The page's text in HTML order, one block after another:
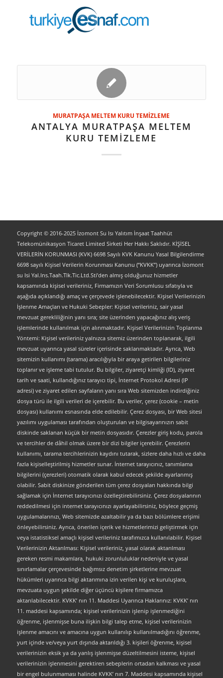
MURATPAŞA MELTEM KURU TEMİZLEME
ANTALYA MURATPAŞA MELTEM
KURU TEMİZLEME
Copyright © 2016-2025 İzomont Su Isı Yalıtım İnşaat Taahhüt
Telekomünikasyon Ticaret Limited Sirketi Her Hakkı Saklıdır. KİŞİSEL
VERİLERİN KORUNMASI (KVK) 6698 Sayılı KVK Kanunu Yasal Bilgilendirme
6698 sayılı Kişisel Verilerin Korunması Kanunu (“KVKK”) uyarınca İzomont
su Isi Yal.Ins.Taah.Tlk.Tic.Ltd.Sti’den almış olduğunuz hizmetler
kapsamında kişisel verileriniz, Firmamızın Veri Sorumlusu sıfatıyla ve
aşağıda açıklandığı amaç ve çerçevede işlenebilecektir. Kişisel Verilerinizin
İşlenme Amaçları ve Hukuki Sebepler: Kişisel verileriniz, sair yasal
mevzuat gerekliliğinin yanı sıra; site üzerinden yapacağınız alış veriş
işlemlerinde kullanılmak için alınmaktadır. Kişisel Verilerinizin Toplanma
Yöntemi: Kişisel verileriniz yalnızca sitemiz üzerinden toplanarak, ilgili
mevzuat uyarınca yasal süreler içerisinde saklanmaktadır. Ayrıca, Web
sitemizin kullanımı (tarama) aracılığıyla bir araya getirilen bilgileriniz
toplanır ve işleme tabi tutulur. Bu bilgiler, ziyaretçi kimliği (ID), ziyaret
tarih ve saati, kullandığınız tarayıcı tipi, İnternet Protokol Adresi (IP
adresi) ve ziyaret edilen sayfaların yanı sıra Web sitemizden indirdiğiniz
dosya türü ile ilgili verileri de içerebilir. Bu veriler, çerez (cookie – metin
dosyası) kullanımı esnasında elde edilebilir. Çerez dosyası, bir Web sitesi
yazılımı uygulaması tarafından oluşturulan ve bilgisayarınızın sabit
diskinde saklanan küçük bir metin dosyasıdır. Çerezler giriş kodu, parola
ve tercihler de dâhil olmak üzere bir dizi bilgiler içerebilir. Çerezlerin
kullanımı, tarama tercihlerinizin kaydını tutarak, sizlere daha hızlı ve daha
fazla kişiselleştirilmiş hizmetler sunar. İnternet tarayıcınız, tanımlama
bilgilerini (çerezleri) otomatik olarak kabul edecek şekilde ayarlanmış
olabilir. Sabit diskinize gönderilen tüm çerez dosyaları hakkında bilgi
sağlamak için İnternet tarayıcınızı özelleştirebilirsiniz. Çerez dosyalarının
reddedilmesi için internet tarayıcınızı ayarlayabilirsiniz, böylece geçmiş
uygulamalarınızı, Web sitemizde azaltabilir ya da bazı bölümlere erişimi
önleyebilirsiniz. Ayrıca, önerilen içerik ve hizmetlerimizi geliştirmek için
veya istatistiksel amaçlı kişisel verileriniz tarafımızca kullanılabilir. Kişisel
Verilerinizin Aktarılması: Kişisel verileriniz, yasal olarak aktarılması
gereken resmi makamlara, hukuki zorunluluklar nedeniyle ve yasal
sınırlamalar çerçevesinde bağımsız denetim şirketlerine mevzuat
hükümleri uyarınca bilgi aktarımına izin verilen kişi ve kuruluşlara,
mevzuata uygun şekilde diğer üçüncü kişilere firmamızca
aktarılabilecektir. KVKK’ nın 11. Maddesi Uyarınca Haklarınız: KVKK’ nın
11. maddesi kapsamında; kişisel verilerinizin işlenip işlenmediğini
öğrenme, işlenmişse buna ilişkin bilgi talep etme, kişisel verilerinizin
işlenme amacını ve amacına uygun kullanılıp kullanılmadığını öğrenme,
yurt içinde ve/veya yurt dışında aktarıldığı 3. kişileri öğrenme, kişisel
verilerinizin eksik ya da yanlış işlenmişse düzeltilmesini isteme, kişisel
verilerinizin işlenmesini gerektiren sebeplerin ortadan kalkması ve yasal
bir engel bulunmaması halinde KVKK’ nın 7. Maddesi kapsamında kişisel